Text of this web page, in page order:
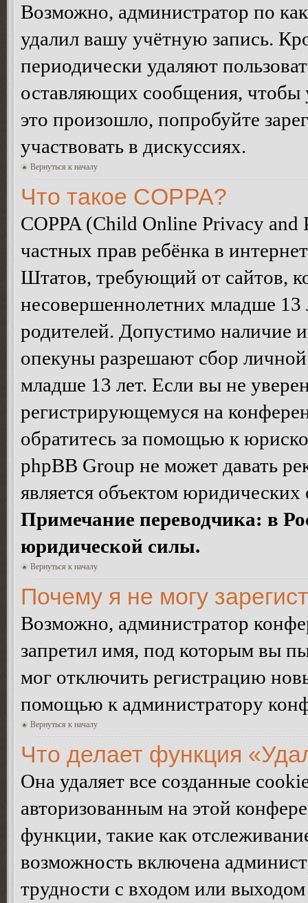
Возможно, администратор по
удалил вашу учётную запись.
периодически удаляют
оставляющих сообщения, чтобы
это произошло, попробуйте
участвовать в дискуссиях.
Вернуться к началу
Что такое COPPA?
COPPA (Child Online Privacy
частных прав ребёнка в
Штатов, требующий от сайтов,
несовершеннолетних младше 13
родителей. Допустимо наличие
опекуны разрешают сбор
младше 13 лет. Если вы не
регистрирующемуся на
обратитесь за помощью к
phpBB Group не может давать
является объектом
Примечание переводчика: в
юридической силы.
Вернуться к началу
Почему я не могу
Возможно, администратор
запретил имя, под которым вы
мог отключить регистрацию
помощью к администратору
Вернуться к началу
Что делает функция
Она удаляет все созданные
авторизованным на этой
функции, такие как
возможность включена
трудности с входом или